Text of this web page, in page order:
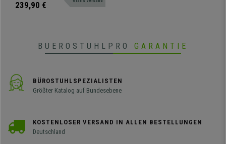
• Stabiles und robustes Fußkreuz aus verchromtem Stahl
atmungsaktiver Netzbezug.
239,90 €
BUEROSTUHLPRO GARANTIE
BÜROSTUHLSPEZIALISTEN
Größter Katalog auf Bundesebene
KOSTENLOSER VERSAND IN ALLEN BESTELLUNGEN
Deutschland